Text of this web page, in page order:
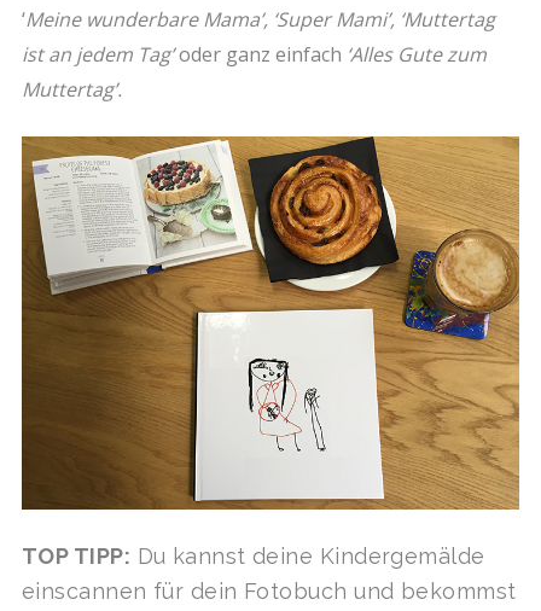
‘Meine wunderbare Mama’, ‘Super Mami’, ‘Muttertag
ist an jedem Tag’oder ganz einfach ‘Alles Gute zum
Muttertag’.
TOP TIPP: Du kannst deine Kindergemälde
einscannen für dein Fotobuch und bekommst